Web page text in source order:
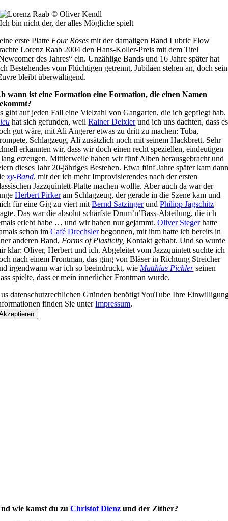
Ich bin nicht der, der alles Mögliche spielt
erste Platte Four Roses mit der damaligen Band Lubric Flow
Lorenz Raab 2004 den Hans-Koller-Preis mit dem Titel
des Jahres“ ein. Unzählige Bands und 16 Jahre später hat
Bestehendes vom Flüchtigen getrennt, Jubiläen stehen an, doch sein
bleibt überwältigend.
wann ist eine Formation eine Formation, die einen Namen
gibt auf jeden Fall eine Vielzahl von Gangarten, die ich gepflegt hab.
hat sich gefunden, weilRainer Deixlerund ich uns dachten, dass es
gut wäre, mit Ali Angerer etwas zu dritt zu machen: Tuba,
Schlagzeug, Ali zusätzlich noch mit seinem Hackbrett. Sehr
erkannten wir, dass wir doch einen recht speziellen, eindeutigen
erzeugen. Mittlerweile haben wir fünf Alben herausgebracht und
dieses Jahr 20-jähriges Bestehen. Etwa fünf Jahre später kam
xy-Band, mit der ich mehr Improvisierendes nach der ersten
Jazzquintett-Platte machen wollte. Aber auch da war der
Herbert Pirkeram Schlagzeug, der gerade in die Szene kam und
für eine Gig zu viert mitBernd SatzingerundPhilipp Jagschitz
Das war die absolut schärfste Drum’n’Bass-Abteilung, die ich
erlebt habe … und wir haben nur gejammt.Oliver Stegerhatte
schon imCafé Drechslerbegonnen, mit ihm hatte ich bereits in
anderen Band, Forms of Plasticity, Kontakt gehabt. Und so wurde
klar: Oliver, Herbert und ich. Abgeleitet vom Jazzquintett suchte ich
nach einem Frontman, das ging von Bläser in Richtung Streicher
irgendwann war ich so beeindruckt, wie Matthias Pichlerseinen
spielte, dass er mein innerlicher Frontman wurde.
datenschutzrechlichen Gründen benötigt YouTube Ihre
finden Sie unterImpressum.
wie kamst du zuChristof Dienz und der Zither?